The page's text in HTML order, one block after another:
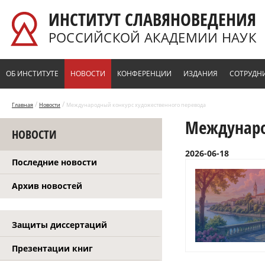
ИНСТИТУТ СЛАВЯНОВЕДЕНИЯ
РОССИЙСКОЙ АКАДЕМИИ НАУК
ОБ ИНСТИТУТЕ НОВОСТИ КОНФЕРЕНЦИИ ИЗДАНИЯ
Главная / Новости / Международный конкурс художественного перевода
НОВОСТИ
Последние новости
Архив новостей
Защиты диссертаций
Презентации книг
2026-06-18